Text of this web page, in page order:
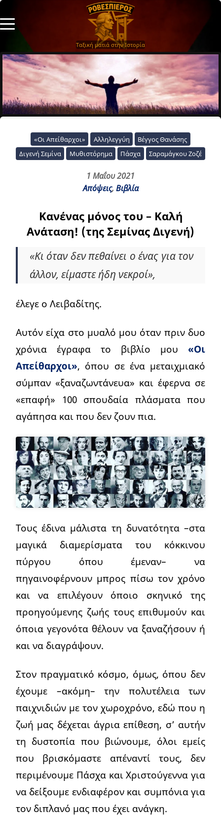
Ταξική ματιά στην Ιστορία
«Οι Απείθαρχοι» Αλληλεγγύη
Βέγγος Θανάσης
Διγενή Σεμίνα
Μυθιστόρημα Πάσχα Σαραμάγκου Ζοζέ
1 Μαΐου 2021
Απόψεις, Βιβλία
Κανένας μόνος του – Καλή
Ανάταση! (της Σεμίνας Διγενή)
«Κι όταν δεν πεθαίνει ο ένας για τον
άλλον, είμαστε ήδη νεκροί»,
έλεγε ο Λειβαδίτης.
Αυτόν είχα στο μυαλό μου όταν πριν δυο
χρόνια έγραφα το βιβλίο μου «Οι
Απείθαρχοι», όπου σε ένα μεταιχμιακό
σύμπαν «ξαναζωντάνευα» και έφερνα σε
«επαφή» 100 σπουδαία πλάσματα που
αγάπησα και που δεν ζουν πια.
Τους έδινα μάλιστα τη δυνατότητα –στα
μαγικά διαμερίσματα του κόκκινου
πύργου όπου έμεναν– να
πηγαινοφέρνουν μπρος πίσω τον χρόνο
και να επιλέγουν όποιο σκηνικό της
προηγούμενης ζωής τους επιθυμούν και
όποια γεγονότα θέλουν να ξαναζήσουν ή
και να διαγράψουν.
Στον πραγματικό κόσμο, όμως, όπου δεν
έχουμε –ακόμη– την πολυτέλεια των
παιχνιδιών με τον χωροχρόνο, εδώ που η
ζωή μας δέχεται άγρια επίθεση, σ’ αυτήν
τη δυστοπία που βιώνουμε, όλοι εμείς
που βρισκόμαστε απέναντί τους, δεν
περιμένουμε Πάσχα και Χριστούγεννα για
να δείξουμε ενδιαφέρον και συμπόνια για
τον διπλανό μας που έχει ανάγκη.